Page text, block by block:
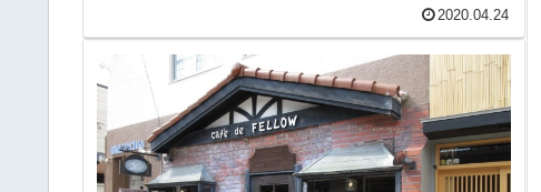
2020.04.24